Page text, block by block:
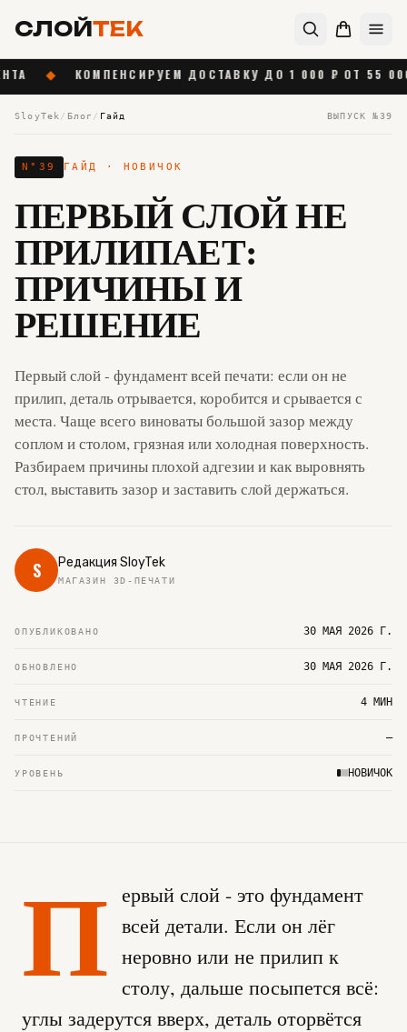
СЛОЙТЕК
КОМПЕНСИРУЕМ ДОСТАВКУ ДО 1 000 ₽ ОТ 55 000 ₽ ◆
SloyTek / Блог / Гайд ВЫПУСК №39
N° 39 ГАЙД · НОВИЧОК
ПЕРВЫЙ СЛОЙ НЕ
ПРИЛИПАЕТ:
ПРИЧИНЫ И
РЕШЕНИЕ
Первый слой - фундамент всей печати: если он не
прилип, деталь отрывается, коробится и срывается с
места. Чаще всего виноваты большой зазор между
соплом и столом, грязная или холодная поверхность.
Разбираем причины плохой адгезии и как выровнять
стол, выставить зазор и заставить слой держаться.
S Редакция SloyTek
МАГАЗИН 3D-ПЕЧАТИ
ОПУБЛИКОВАНО 30 МАЯ 2026 Г.
ОБНОВЛЕНО 30 МАЯ 2026 Г.
ЧТЕНИЕ 4 МИН
ПРОЧТЕНИЙ —
УРОВЕНЬ НОВИЧОК
П ервый слой - это фундамент
всей детали. Если он лёг
неровно или не прилип к
столу, дальше посыпется всё:
углы задерутся вверх, деталь оторвётся